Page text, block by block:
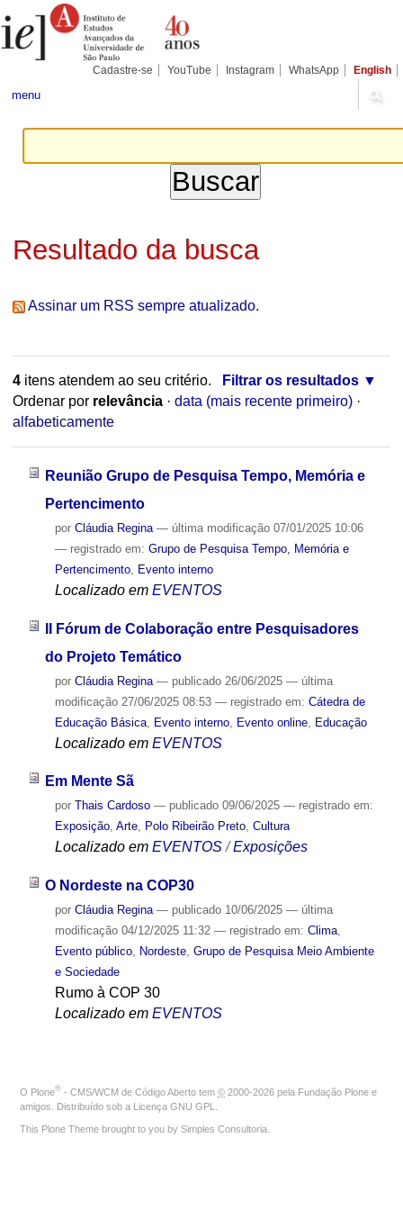
para
conteúdo.
Pessoais
Cadastre-se YouTube Instagram WhatsApp English
menu
Resultado da busca
Assinar um RSS sempre atualizado.
4itens atendem ao seu critério.
Filtrar os resultados
Ordenar por relevância · data (mais recente primeiro) ·
alfabeticamente
Reunião Grupo de Pesquisa Tempo, Memória e
Pertencimento
por Cláudia Regina — última modificação07/01/2025 10:06
— registrado em: Grupo de Pesquisa Tempo, Memória e
Pertencimento, Evento interno
Localizado em EVENTOS
II Fórum de Colaboração entre Pesquisadores
do Projeto Temático
por Cláudia Regina — publicado26/06/2025 — última
modificação27/06/2025 08:53 — registrado em: Cátedra de
Educação Básica, Evento interno, Evento online, Educação
Localizado em EVENTOS
Em Mente Sã
por Thais Cardoso — publicado09/06/2025 — registrado em:
Exposição, Arte, Polo Ribeirão Preto, Cultura
Localizado em EVENTOS /Exposições
O Nordeste na COP30
por Cláudia Regina — publicado10/06/2025 — última
modificação04/12/2025 11:32 — registrado em: Clima,
Evento público, Nordeste, Grupo de Pesquisa Meio Ambiente
e Sociedade
Rumo à COP 30
Localizado em EVENTOS
O Plone® - CMS/WCM de Código Aberto tem © 2000-2026 pela Fundação Plone e
amigos. Distribuído sob a Licença GNU GPL
This Plone Theme brought to you by Simples Consultoria